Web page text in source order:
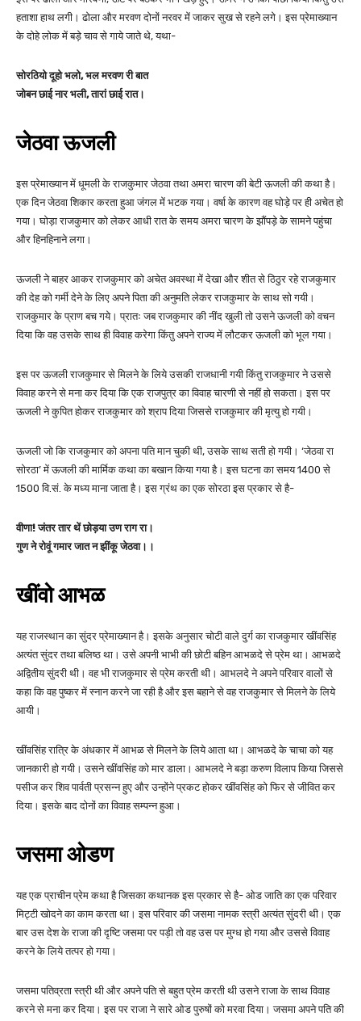
हताशा हाथ लगी। ढोला और मरवण दोनों नरवर में जाकर सुख से रहने लगे। इस प्रेमाख्यान
के दोहे लोक में बड़े चाव से गाये जाते थे, यथा-
सोरठियो दूहो भलो, भल मरवण री बात
जोबन छाई नार भली, तारां छाई रात।
जेठवा ऊजली
इस प्रेमाख्यान में धूमली के राजकुमार जेठवा तथा अमरा चारण की बेटी ऊजली की कथा है।
एक दिन जेठवा शिकार करता हुआ जंगल में भटक गया। वर्षा के कारण वह घोड़े पर ही अचेत हो
गया। घोड़ा राजकुमार को लेकर आधी रात के समय अमरा चारण के झौंपड़े के सामने पहुंचा
और हिनहिनाने लगा।
ऊजली ने बाहर आकर राजकुमार को अचेत अवस्था में देखा और शीत से ठिठुर रहे राजकुमार
की देह को गर्मी देने के लिए अपने पिता की अनुमति लेकर राजकुमार के साथ सो गयी।
राजकुमार के प्राण बच गये। प्रातः जब राजकुमार की नींद खुली तो उसने ऊजली को वचन
दिया कि वह उसके साथ ही विवाह करेगा किंतु अपने राज्य में लौटकर ऊजली को भूल गया।
इस पर ऊजली राजकुमार से मिलने के लिये उसकी राजधानी गयी किंतु राजकुमार ने उससे
विवाह करने से मना कर दिया कि एक राजपुत्र का विवाह चारणी से नहीं हो सकता। इस पर
ऊजली ने कुपित होकर राजकुमार को श्राप दिया जिससे राजकुमार की मृत्यु हो गयी।
ऊजली जो कि राजकुमार को अपना पति मान चुकी थी, उसके साथ सती हो गयी। ‘जेठवा रा
सोरठा’ में ऊजली की मार्मिक कथा का बखान किया गया है। इस घटना का समय 1400 से
1500 वि.सं. के मध्य माना जाता है। इस ग्रंथ का एक सोरठा इस प्रकार से है-
वीणा! जंतर तार थें छोड़या उण राग रा।
गुण ने रोवूं गमार जात न झींकू जेठवा।।
खींवो आभळ
यह राजस्थान का सुंदर प्रेमाख्यान है। इसके अनुसार चोटी वाले दुर्ग का राजकुमार खींवसिंह
अत्यंत सुंदर तथा बलिष्ठ था। उसे अपनी भाभी की छोटी बहिन आभळदे से प्रेम था। आभळदे
अद्वितीय सुंदरी थी। वह भी राजकुमार से प्रेम करती थी। आभलदे ने अपने परिवार वालों से
कहा कि वह पुष्कर में स्नान करने जा रही है और इस बहाने से वह राजकुमार से मिलने के लिये
आयी।
खींवसिंह रात्रि के अंधकार में आभळ से मिलने के लिये आता था। आभळदे के चाचा को यह
जानकारी हो गयी। उसने खींवसिंह को मार डाला। आभलदे ने बड़ा करुण विलाप किया जिससे
पसीज कर शिव पार्वती प्रसन्न हुए और उन्होंने प्रकट होकर खींवसिंह को फिर से जीवित कर
दिया। इसके बाद दोनों का विवाह सम्पन्न हुआ।
जसमा ओडण
यह एक प्राचीन प्रेम कथा है जिसका कथानक इस प्रकार से है- ओड जाति का एक परिवार
मिट्टी खोदने का काम करता था। इस परिवार की जसमा नामक स्त्री अत्यंत सुंदरी थी। एक
बार उस देश के राजा की दृष्टि जसमा पर पड़ी तो वह उस पर मुग्ध हो गया और उससे विवाह
करने के लिये तत्पर हो गया।
जसमा पतिव्रता स्त्री थी और अपने पति से बहुत प्रेम करती थी उसने राजा के साथ विवाह
करने से मना कर दिया। इस पर राजा ने सारे ओड पुरुषों को मरवा दिया। जसमा अपने पति की